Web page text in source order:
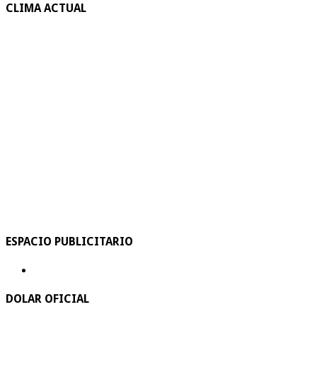
CLIMA ACTUAL
ESPACIO PUBLICITARIO
DOLAR OFICIAL